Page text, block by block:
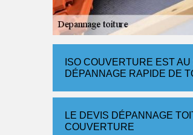
ISO COUVERTURE EST
DÉPANNAGE RAPIDE DE
LE DEVIS DÉPANNAGE
COUVERTURE